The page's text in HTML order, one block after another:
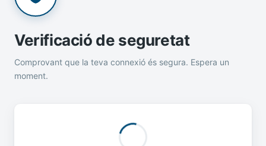
Verificació de seguretat
Comprovant que la teva connexió és segura. Espera un
moment.